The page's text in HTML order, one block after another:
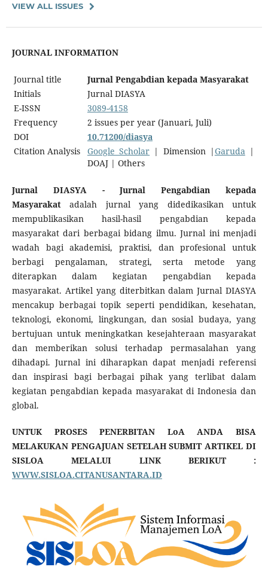
VIEW ALL ISSUES
JOURNAL INFORMATION
Journal title
Jurnal Pengabdian kepada Masyarakat
Initials
Jurnal DIASYA
E-ISSN
3089-4158
Frequency
2 issues per year (Januari, Juli)
DOI
10.71200/diasya
Citation Analysis
Google Scholar | Dimension |Garuda |
DOAJ | Others
Jurnal DIASYA - Jurnal Pengabdian kepada
Masyarakatadalah jurnal yang didedikasikan untuk
mempublikasikan hasil-hasil pengabdian kepada
masyarakat dari berbagai bidang ilmu. Jurnal ini menjadi
wadah bagi akademisi, praktisi, dan profesional untuk
berbagi pengalaman, strategi, serta metode yang
diterapkan dalam kegiatan pengabdian kepada
masyarakat. Artikel yang diterbitkan dalam Jurnal DIASYA
mencakup berbagai topik seperti pendidikan, kesehatan,
teknologi, ekonomi, lingkungan, dan sosial budaya, yang
bertujuan untuk meningkatkan kesejahteraan masyarakat
dan memberikan solusi terhadap permasalahan yang
dihadapi. Jurnal ini diharapkan dapat menjadi referensi
dan inspirasi bagi berbagai pihak yang terlibat dalam
kegiatan pengabdian kepada masyarakat di Indonesia dan
global.
UNTUK PROSES PENERBITAN LoA ANDA BISA
MELAKUKAN PENGAJUAN SETELAH SUBMIT ARTIKEL DI
SISLOA MELALUI LINK BERIKUT :
WWW.SISLOA.CITANUSANTARA.ID